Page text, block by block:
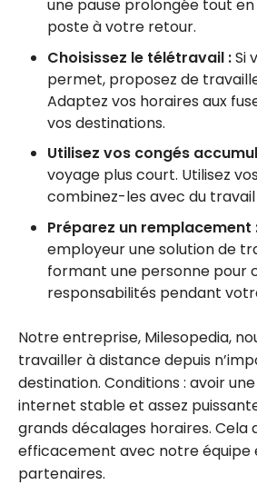
une pause prolongée tout
poste à votre retour.
Choisissez le télétravail :Si
permet, proposez de
Adaptez vos horaires aux
vos destinations.
Utilisez vos congés
voyage plus court. Utilisez
combinez-les avec du
Préparez un remplacement
employeur une solution de
formant une personne pour
responsabilités pendant
Notre entreprise, Milesopedia,
travailler à distance depuis
destination. Conditions : avoir
internet stable et assez
grands décalages horaires. Cela
efficacement avec notre équipe
partenaires.